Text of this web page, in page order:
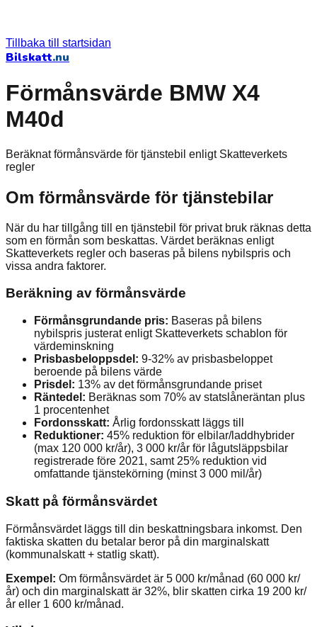
Tillbaka till startsidan
Bilskatt.nu
Förmånsvärde BMW X4
M40d
Beräknat förmånsvärde för tjänstebil enligt Skatteverkets
regler
Om förmånsvärde för tjänstebilar
När du har tillgång till en tjänstebil för privat bruk räknas detta
som en förmån som beskattas. Värdet beräknas enligt
Skatteverkets regler och baseras på bilens nybilspris och
vissa andra faktorer.
Beräkning av förmånsvärde
Förmånsgrundande pris: Baseras på bilens
nybilspris justerat enligt Skatteverkets schablon för
värdeminskning
Prisbasbeloppsdel: 9-32% av prisbasbeloppet
beroende på bilens värde
Prisdel: 13% av det förmånsgrundande priset
Räntedel: Beräknas som 70% av statslåneräntan plus
1 procentenhet
Fordonsskatt: Årlig fordonsskatt läggs till
Reduktioner: 45% reduktion för elbilar/laddhybrider
(max 120 000 kr/år), 3 000 kr/år för lågutsläppsbilar
registrerade före 2021, samt 25% reduktion vid
omfattande tjänstekörning (minst 3 000 mil/år)
Skatt på förmånsvärdet
Förmånsvärdet läggs till din beskattningsbara inkomst. Den
faktiska skatten du betalar beror på din marginalskatt
(kommunalskatt + statlig skatt).
Exempel: Om förmånsvärdet är 5 000 kr/månad (60 000 kr/
år) och din marginalskatt är 32%, blir skatten cirka 19 200 kr/
år eller 1 600 kr/månad.